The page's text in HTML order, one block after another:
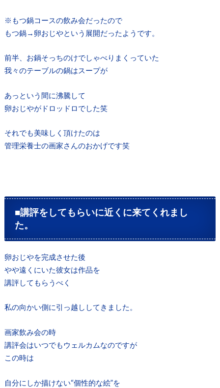
※もつ鍋コースの飲み会だったので
もつ鍋→卵おじやという展開だったようです。
前半、お鍋そっちのけでしゃべりまくっていた
我々のテーブルの鍋はスープが
あっという間に沸騰して
卵おじやがドロッドロでした笑
それでも美味しく頂けたのは
管理栄養士の画家さんのおかげです笑
■講評をしてもらいに近くに来てくれまし
た。
卵おじやを完成させた後
やや遠くにいた彼女は作品を
講評してもらうべく
私の向かい側に引っ越ししてきました。
画家飲み会の時
講評会はいつでもウェルカムなのですが
この時は
自分にしか描けない“個性的な絵”を